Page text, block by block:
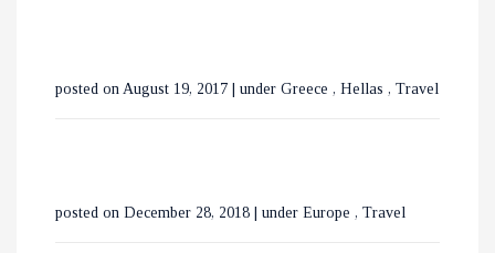
posted on August 19, 2017 under Greece , Hellas , Travel
posted on December 28, 2018 under Europe , Travel